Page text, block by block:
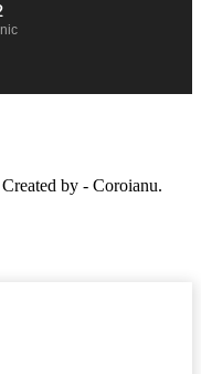
Created by - Coroianu.